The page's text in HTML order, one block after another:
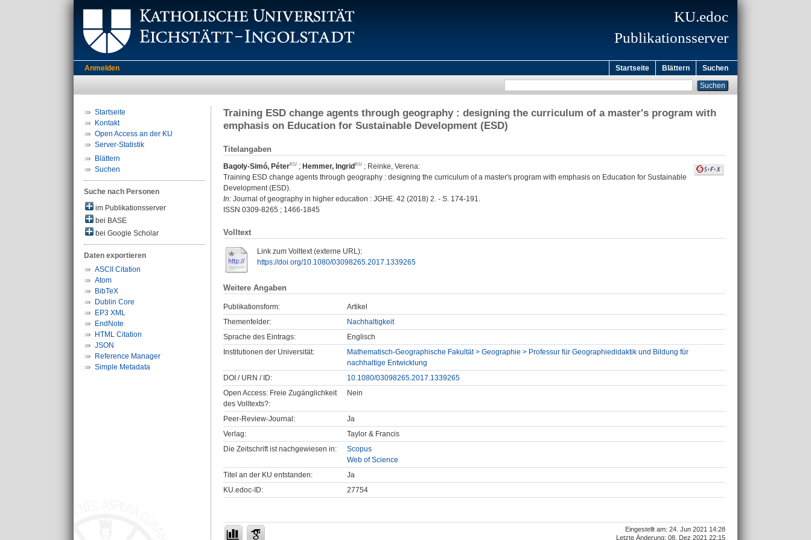
KU.edoc
Publikationsserver
Anmelden Startseite Blättern Suchen
Startseite
Kontakt
Open Access an der KU
Server-Statistik
Blättern
Suchen
Suche nach Personen
im Publikationsserver
bei BASE
bei Google Scholar
Daten exportieren
ASCII Citation
Atom
BibTeX
Dublin Core
EP3 XML
EndNote
HTML Citation
JSON
Reference Manager
Simple Metadata
Training ESD change agents through geography : designing the curriculum of a master's program with
emphasis on Education for Sustainable Development (ESD)
Titelangaben
Bagoly-Simó, Péter ; Hemmer, Ingrid ; Reinke, Verena:
Training ESD change agents through geography : designing the curriculum of a master's program with emphasis on Education for Sustainable
Development (ESD).
In: Journal of geography in higher education : JGHE. 42 (2018) 2. - S. 174-191.
ISSN 0309-8265 ; 1466-1845
Volltext
Link zum Volltext (externe URL):
https://doi.org/10.1080/03098265.2017.1339265
Weitere Angaben
Publikationsform:
Artikel
Themenfelder:
Nachhaltigkeit
Sprache des Eintrags:
Englisch
Institutionen der Universität:
Mathematisch-Geographische Fakultät > Geographie > Professur für Geographiedidaktik und Bildung für
nachhaltige Entwicklung
DOI / URN / ID:
10.1080/03098265.2017.1339265
Open Access: Freie Zugänglichkeit
des Volltexts?:
Nein
Peer-Review-Journal:
Ja
Verlag:
Taylor & Francis
Die Zeitschrift ist nachgewiesen in:
Scopus
Web of Science
Titel an der KU entstanden:
Ja
KU.edoc-ID:
27754
Eingestellt am: 24. Jun 2021 14:28
Letzte Änderung: 08. Dez 2021 22:15